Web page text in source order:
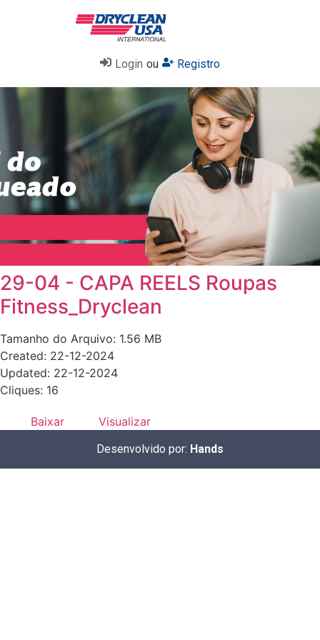
Login ou Registro
29-04 - CAPA REELS Roupas
Fitness_Dryclean
Tamanho do Arquivo: 1.56 MB
Created: 22-12-2024
Updated: 22-12-2024
Cliques: 16
Baixar Visualizar
Desenvolvido por: Hands